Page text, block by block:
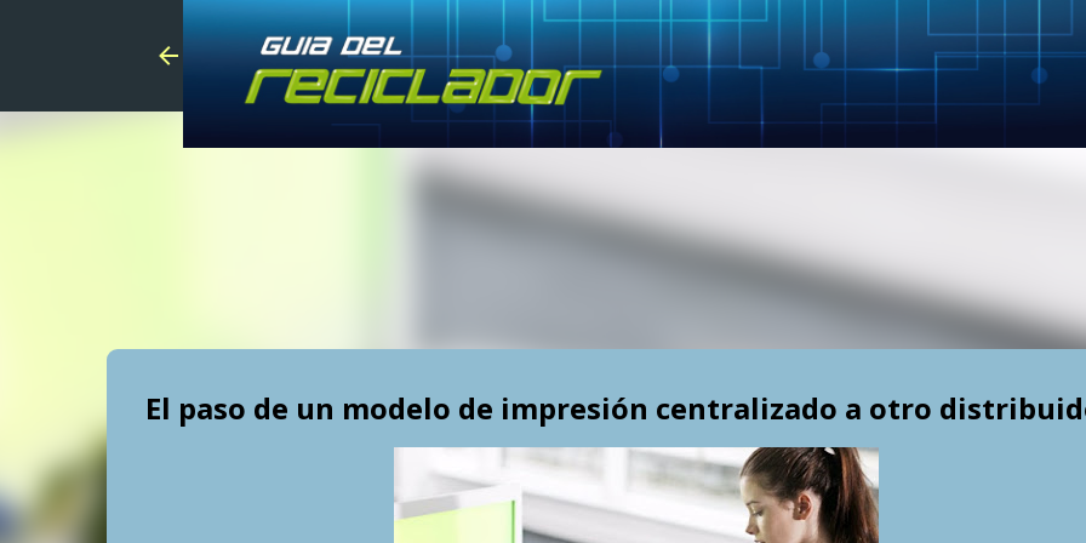
Skip to main content
El paso de un modelo de impresión centralizado a otro